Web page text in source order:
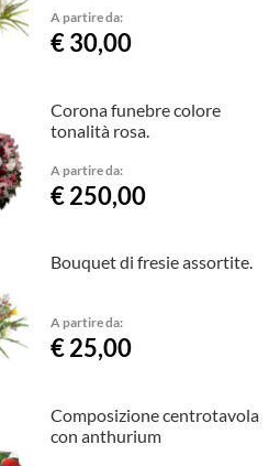
A partire da:
€ 30,00
Corona funebre colore
tonalità rosa.
A partire da:
€ 250,00
Bouquet di fresie assortite.
A partire da:
€ 25,00
Composizione centrotavola
con anthurium